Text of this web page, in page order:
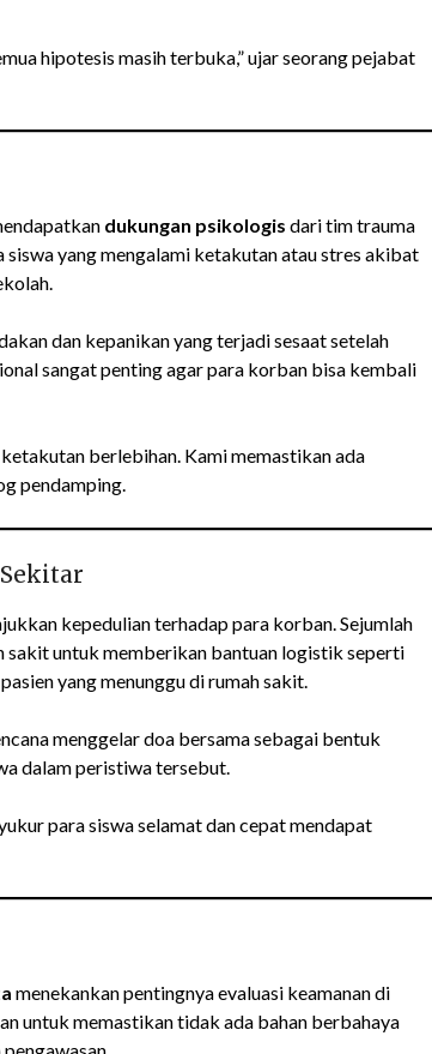
hipotesis masih terbuka,” ujar seorang pejabat
dukungan psikologis dari tim trauma
siswa yang mengalami ketakutan atau stres akibat
dan kepanikan yang terjadi sesaat setelah
sangat penting agar para korban bisa kembali
berlebihan. Kami memastikan ada
pendamping.
kepedulian terhadap para korban. Sejumlah
sakit untuk memberikan bantuan logistik seperti
yang menunggu di rumah sakit.
menggelar doa bersama sebagai bentuk
dalam peristiwa tersebut.
para siswa selamat dan cepat mendapat
menekankan pentingnya evaluasi keamanan di
untuk memastikan tidak ada bahan berbahaya